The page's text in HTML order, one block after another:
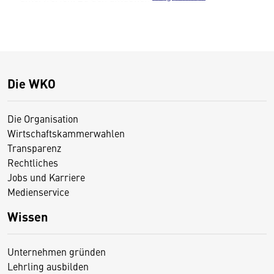
Die WKO
Die Organisation
Wirtschaftskammerwahlen
Transparenz
Rechtliches
Jobs und Karriere
Medienservice
Wissen
Unternehmen gründen
Lehrling ausbilden